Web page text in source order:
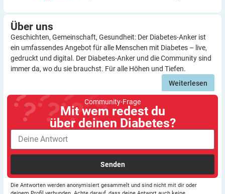
Über uns
Geschichten, Gemeinschaft, Gesundheit: Der Diabetes-Anker ist
ein umfassendes Angebot für alle Menschen mit Diabetes – live,
gedruckt und digital. Der Diabetes-Anker und die Community sind
immer da, wo du sie brauchst. Für alle Höhen und Tiefen.
Weiterlesen
Community-Frage
Mit wem redest du
über deinen Diabetes?
Senden
Die Antworten werden anonymisiert gesammelt und sind nicht mit dir oder